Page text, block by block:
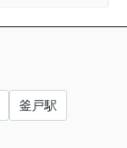
釜戸駅